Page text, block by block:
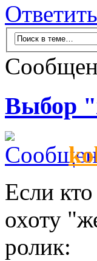
Ответить
Выбор
Если
охоту
ролик: